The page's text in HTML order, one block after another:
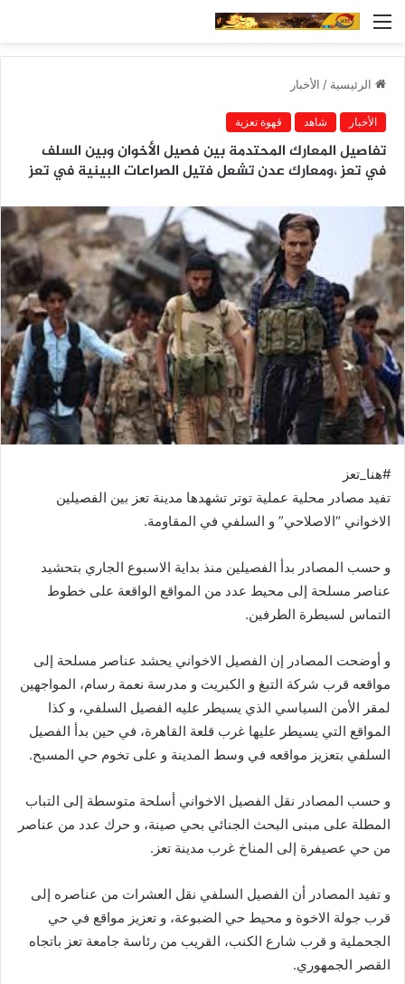
القائمة
الرئيسية / الأخبار
الأخبار شاهد قهوة تعزية
تفاصيل المعارك المحتدمة بين فصيل الأخوان وبين السلف
في تعز ،ومعارك عدن تشعل فتيل الصراعات البينية في تعز
#هنا_تعز
تفيد مصادر محلية عملية توتر تشهدها مدينة تعز بين الفصيلين
الاخواني “الاصلاحي” و السلفي في المقاومة.
و حسب المصادر بدأ الفصيلين منذ بداية الاسبوع الجاري بتحشيد
عناصر مسلحة إلى محيط عدد من المواقع الواقعة على خطوط
التماس لسيطرة الطرفين.
و أوضحت المصادر إن الفصيل الاخواني يحشد عناصر مسلحة إلى
مواقعه قرب شركة التبغ و الكبريت و مدرسة نعمة رسام، المواجهين
لمقر الأمن السياسي الذي يسيطر عليه الفصيل السلفي، و كذا
المواقع التي يسيطر عليها غرب قلعة القاهرة، في حين بدأ الفصيل
السلفي بتعزيز مواقعه في وسط المدينة و على تخوم حي المسبح.
و حسب المصادر نقل الفصيل الاخواني أسلحة متوسطة إلى التباب
المطلة على مبنى البحث الجنائي بحي صينة، و حرك عدد من عناصر
من حي عصيفرة إلى المناخ غرب مدينة تعز.
و تفيد المصادر أن الفصيل السلفي نقل العشرات من عناصره إلى
قرب جولة الاخوة و محيط حي الضبوعة، و تعزيز مواقع في حي
الجحملية و قرب شارع الكنب، القريب من رئاسة جامعة تعز باتجاه
القصر الجمهوري.